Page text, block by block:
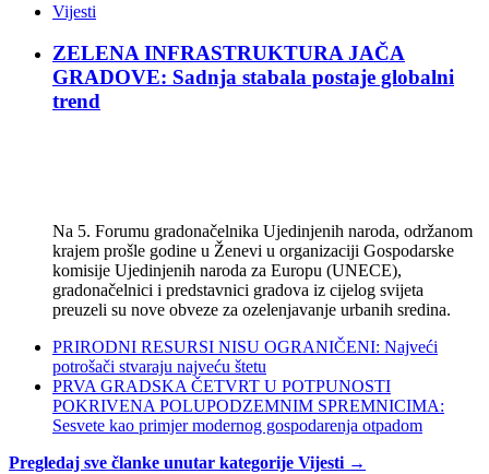
Vijesti
ZELENA INFRASTRUKTURA JAČA
GRADOVE: Sadnja stabala postaje globalni
trend
Na 5. Forumu gradonačelnika Ujedinjenih naroda, održanom
krajem prošle godine u Ženevi u organizaciji Gospodarske
komisije Ujedinjenih naroda za Europu (UNECE),
gradonačelnici i predstavnici gradova iz cijelog svijeta
preuzeli su nove obveze za ozelenjavanje urbanih sredina.
PRIRODNI RESURSI NISU OGRANIČENI: Najveći
potrošači stvaraju najveću štetu
PRVA GRADSKA ČETVRT U POTPUNOSTI
POKRIVENA POLUPODZEMNIM SPREMNICIMA:
Sesvete kao primjer modernog gospodarenja otpadom
Pregledaj sve članke unutar kategorije Vijesti →